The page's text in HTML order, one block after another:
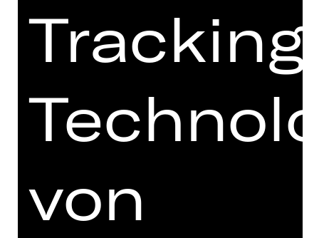
V 126,40 €
LA TRA­VIATA
Vorstellung
Sa, 24.10.2026, 19.00 Uhr
von